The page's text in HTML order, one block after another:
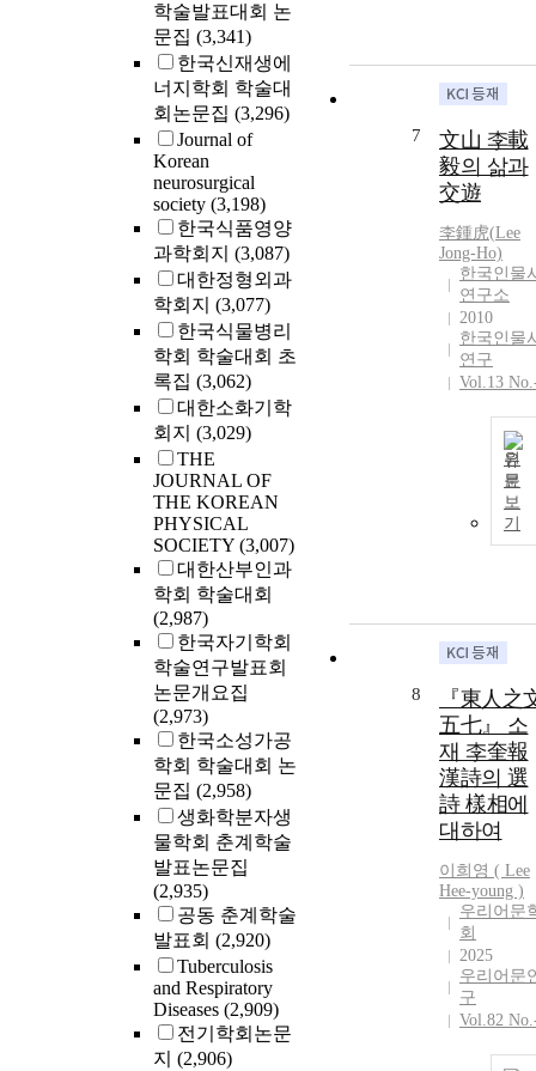
학술발표대회 논
문집 (3,341)
한국신재생에
너지학회 학술대
회논문집 (3,296)
Journal of
Korean
neurosurgical
society (3,198)
한국식품영양
과학회지 (3,087)
대한정형외과
학회지 (3,077)
한국식물병리
학회 학술대회 초
록집 (3,062)
대한소화기학
회지 (3,029)
THE
JOURNAL OF
THE KOREAN
PHYSICAL
SOCIETY (3,007)
대한산부인과
학회 학술대회
(2,987)
한국자기학회
학술연구발표회
논문개요집
(2,973)
한국소성가공
학회 학술대회 논
문집 (2,958)
생화학분자생
물학회 춘계학술
발표논문집
(2,935)
공동 춘계학술
발표회 (2,920)
Tuberculosis
and Respiratory
Diseases (2,909)
전기학회논문
지 (2,906)
7
文山 李載
毅의 삶과
交遊
李鍾虎(Lee
Jong-Ho)
한국인물
연구소
2010
한국인물
연구
Vol.13
원
문
보
기
8
『東人之
五七』 소
재 李奎報
漢詩의 選
詩 樣相에
대하여
이희영 ( Lee
Hee-young )
우리어문
회
2025
우리어문
구
Vol.82